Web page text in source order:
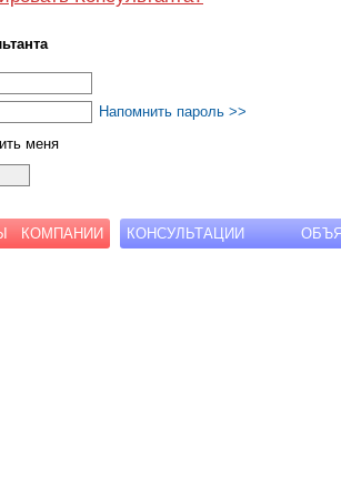
Напомнить пароль >>
меня
КОМПАНИИ КОНСУЛЬТАЦИИ